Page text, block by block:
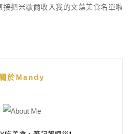
接把米歇爾收入我的文藻美食名單啦
關於Mandy